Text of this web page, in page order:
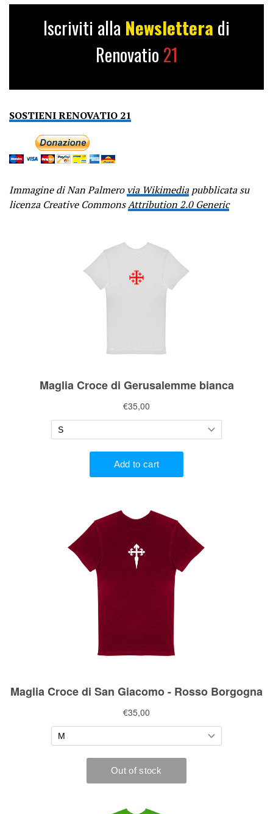
Iscriviti alla Newslettera di
Renovatio 21
SOSTIENI RENOVATIO 21
Immagine di Nan Palmerovia Wikimediapubblicata su
licenza Creative CommonsAttribution 2.0 Generic